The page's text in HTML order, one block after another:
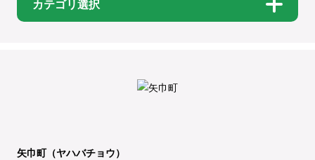
カテゴリ選択
矢巾町（ヤハバチョウ）